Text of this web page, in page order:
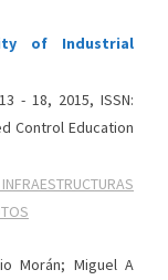
of Industrial
- 18, 2015,ISSN:
Control Education
Morán; Miguel A